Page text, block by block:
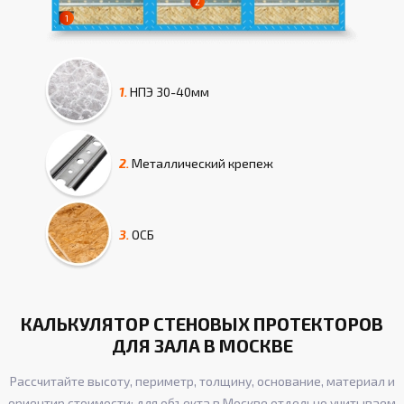
1.НПЭ 30-40мм
2.Металлический крепеж
3.ОСБ
КАЛЬКУЛЯТОР СТЕНОВЫХ ПРОТЕКТОРОВ
ДЛЯ ЗАЛА В МОСКВЕ
Рассчитайте высоту, периметр, толщину, основание, материал и